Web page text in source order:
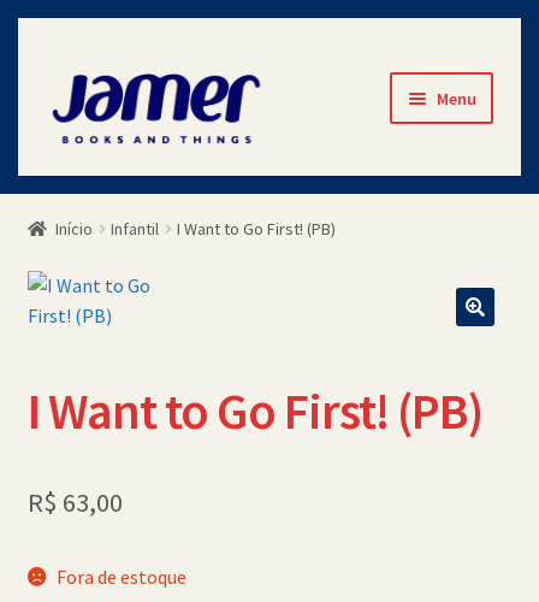
Pular
para
navegação
Pular
para
conteúdo
Menu
Início
Avaliações
Cart
Contato
Minha Conta
Início Infantil I Want to Go First! (PB)
I Want to Go First! (PB)
R$ 63,00
Fora de estoque